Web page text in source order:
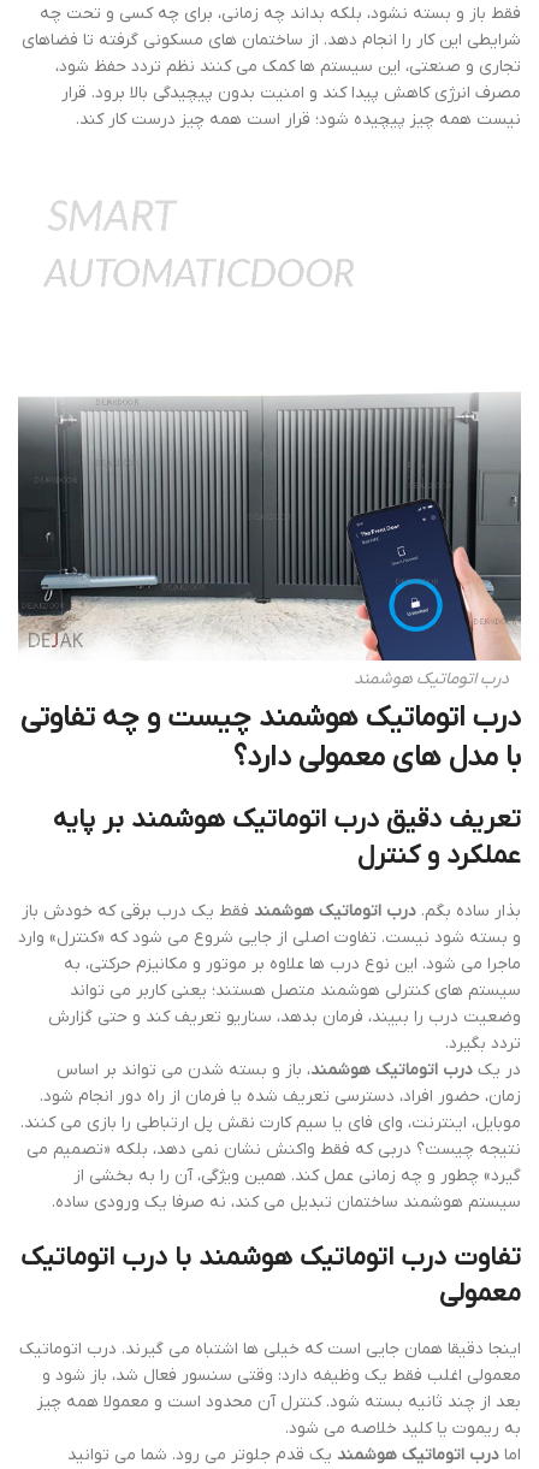
فقط باز و بسته نشود، بلکه بداند چه زمانی، برای چه کسی و تحت چه
شرایطی این کار را انجام دهد. از ساختمان های مسکونی گرفته تا فضاهای
تجاری و صنعتی، این سیستم ها کمک می کنند نظم تردد حفظ شود،
مصرف انرژی کاهش پیدا کند و امنیت بدون پیچیدگی بالا برود. قرار
نیست همه چیز پیچیده شود؛ قرار است همه چیز درست کار کند.
درب اتوماتیک هوشمند
درب اتوماتیک هوشمند چیست و چه تفاوتی
با مدل های معمولی دارد؟
تعریف دقیق درب اتوماتیک هوشمند بر پایه
عملکرد و کنترل
بذار ساده بگم. درب اتوماتیک هوشمند فقط یک درب برقی که خودش باز
و بسته شود نیست. تفاوت اصلی از جایی شروع می شود که «کنترل» وارد
ماجرا می شود. این نوع درب ها علاوه بر موتور و مکانیزم حرکتی، به
سیستم های کنترلی هوشمند متصل هستند؛ یعنی کاربر می تواند
وضعیت درب را ببیند، فرمان بدهد، سناریو تعریف کند و حتی گزارش
تردد بگیرد.
در یک درب اتوماتیک هوشمند، باز و بسته شدن می تواند بر اساس
زمان، حضور افراد، دسترسی تعریف شده یا فرمان از راه دور انجام شود.
موبایل، اینترنت، وای فای یا سیم کارت نقش پل ارتباطی را بازی می کنند.
نتیجه چیست؟ دربی که فقط واکنش نشان نمی دهد، بلکه «تصمیم می
گیرد» چطور و چه زمانی عمل کند. همین ویژگی، آن را به بخشی از
سیستم هوشمند ساختمان تبدیل می کند، نه صرفا یک ورودی ساده.
تفاوت درب اتوماتیک هوشمند با درب اتوماتیک
معمولی
اینجا دقیقا همان جایی است که خیلی ها اشتباه می گیرند. درب اتوماتیک
معمولی اغلب فقط یک وظیفه دارد: وقتی سنسور فعال شد، باز شود و
بعد از چند ثانیه بسته شود. کنترل آن محدود است و معمولا همه چیز
به ریموت یا کلید خلاصه می شود.
اما درب اتوماتیک هوشمند یک قدم جلوتر می رود. شما می توانید